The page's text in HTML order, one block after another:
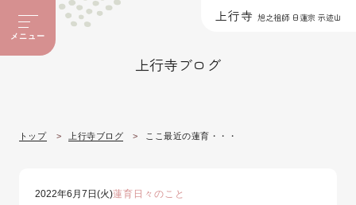
上行寺旭之祖師 日蓮宗 示迹山
メニュー
上行寺ブログ
トップ 上行寺ブログ ここ最近の蓮育・・・
2022年6月7日(火)蓮育 日々のこと